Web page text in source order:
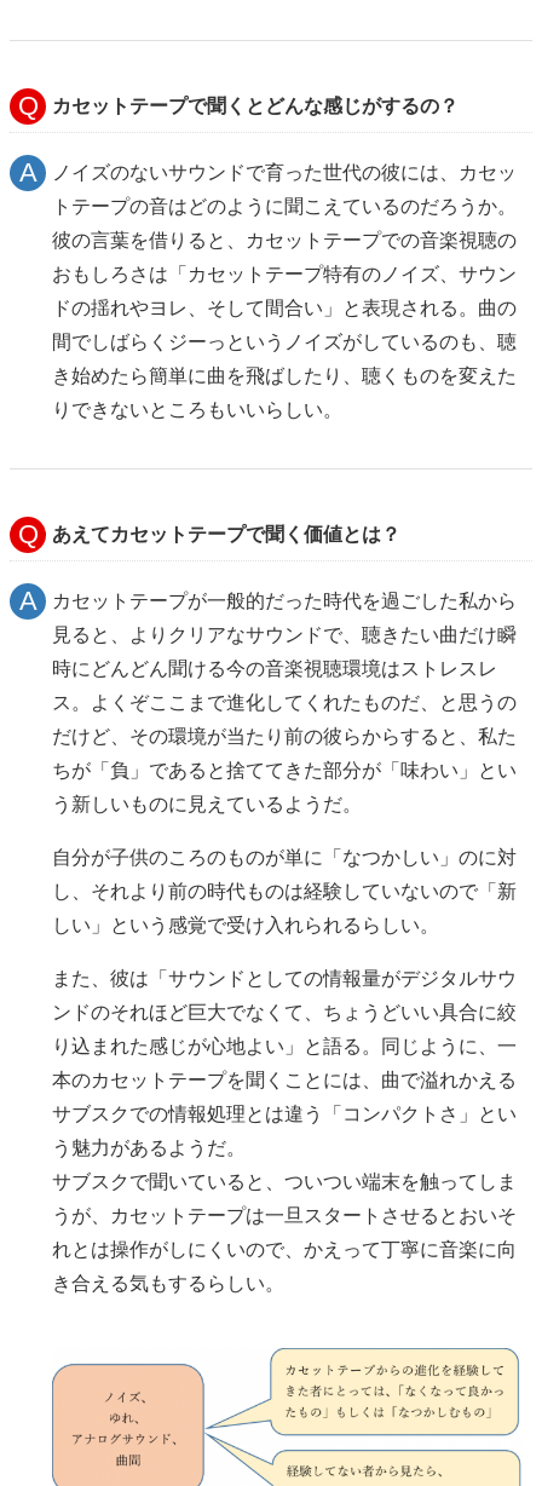
カセットテープで聞くとどんな感じがするの？
ノイズのないサウンドで育った世代の彼には、カセッ
トテープの音はどのように聞こえているのだろうか。
彼の言葉を借りると、カセットテープでの音楽視聴の
おもしろさは「カセットテープ特有のノイズ、サウン
ドの揺れやヨレ、そして間合い」と表現される。曲の
間でしばらくジーっというノイズがしているのも、聴
き始めたら簡単に曲を飛ばしたり、聴くものを変えた
りできないところもいいらしい。
あえてカセットテープで聞く価値とは？
カセットテープが一般的だった時代を過ごした私から
見ると、よりクリアなサウンドで、聴きたい曲だけ瞬
時にどんどん聞ける今の音楽視聴環境はストレスレ
ス。よくぞここまで進化してくれたものだ、と思うの
だけど、その環境が当たり前の彼らからすると、私た
ちが「負」であると捨ててきた部分が「味わい」とい
う新しいものに見えているようだ。
自分が子供のころのものが単に「なつかしい」のに対
し、それより前の時代ものは経験していないので「新
しい」という感覚で受け入れられるらしい。
また、彼は「サウンドとしての情報量がデジタルサウ
ンドのそれほど巨大でなくて、ちょうどいい具合に絞
り込まれた感じが心地よい」と語る。同じように、一
本のカセットテープを聞くことには、曲で溢れかえる
サブスクでの情報処理とは違う「コンパクトさ」とい
う魅力があるようだ。
サブスクで聞いていると、ついつい端末を触ってしま
うが、カセットテープは一旦スタートさせるとおいそ
れとは操作がしにくいので、かえって丁寧に音楽に向
き合える気もするらしい。